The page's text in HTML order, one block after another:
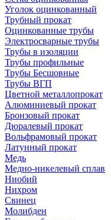
Уголок оцинкованный
Трубный прокат
Оцинкованные трубы
Электросварные трубы
Трубы в изоляции
Трубы профильные
Трубы Бесшовные
Трубы ВГП
Цветной металлопрокат
Алюминиевый прокат
Бронзовый прокат
Дюралевый прокат
Вольфрамовый прокат
Латунный прокат
Медь
Медно-никелевый сплав
Ниобий
Нихром
Свинец
Молибден